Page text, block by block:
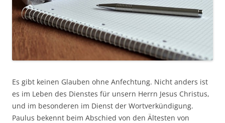
Es gibt keinen Glauben ohne Anfechtung. Nicht anders ist
es im Leben des Dienstes für unsern Herrn Jesus Christus,
und im besonderen im Dienst der Wortverkündigung.
Paulus bekennt beim Abschied von den Ältesten von